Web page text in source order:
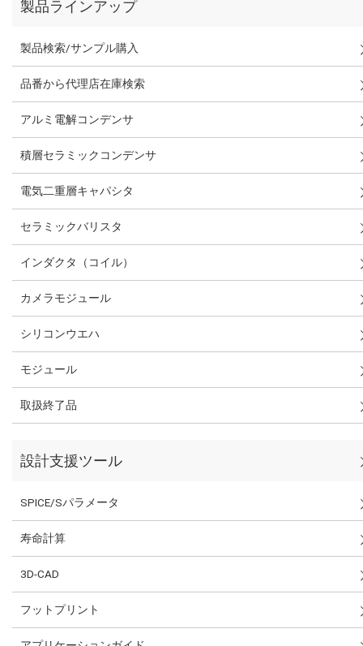
製品ラインアップ
製品検索/サンプル購入
品番から代理店在庫検索
アルミ電解コンデンサ
積層セラミックコンデンサ
電気二重層キャパシタ
セラミックバリスタ
インダクタ（コイル）
カメラモジュール
シリコンウエハ
モジュール
取扱終了品
設計支援ツール
SPICE/Sパラメータ
寿命計算
3D-CAD
フットプリント